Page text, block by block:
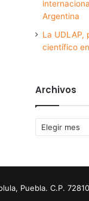
Argentina
La UDLAP,
científico
Archivos
Archivos
Puebla. C.P.